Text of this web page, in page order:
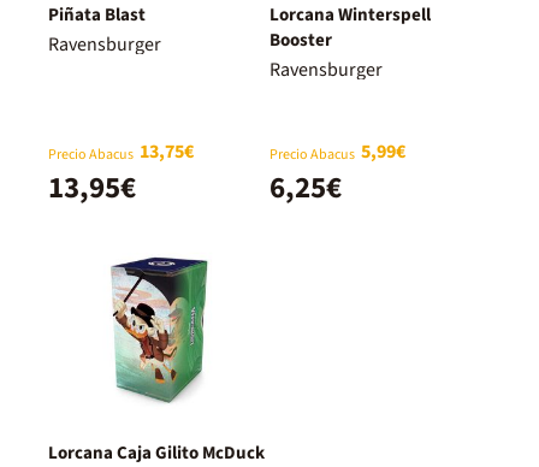
Piñata Blast
Ravensburger
Precio Abacus 13,75€
13,95€
Lorcana Winterspell
Booster
Ravensburger
Precio Abacus 5,99€
6,25€
Lorcana Caja Gilito McDuck